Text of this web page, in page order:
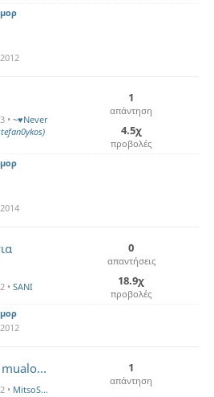
• ~♥Never
1
απάντηση
4.5χ
προβολές
• SANI
0
απαντήσεις
18.9χ
προβολές
• MitsoS...
1
απάντηση